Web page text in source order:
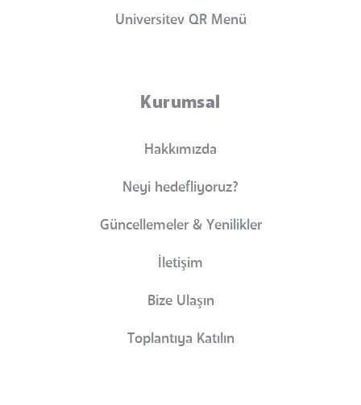
Universitev QR Menü
Kurumsal
Hakkımızda
Neyi hedefliyoruz?
Güncellemeler & Yenilikler
İletişim
Bize Ulaşın
Toplantıya Katılın